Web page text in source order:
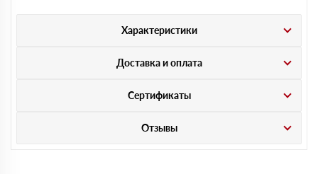
Характеристики
Доставка и оплата
Сертификаты
Отзывы